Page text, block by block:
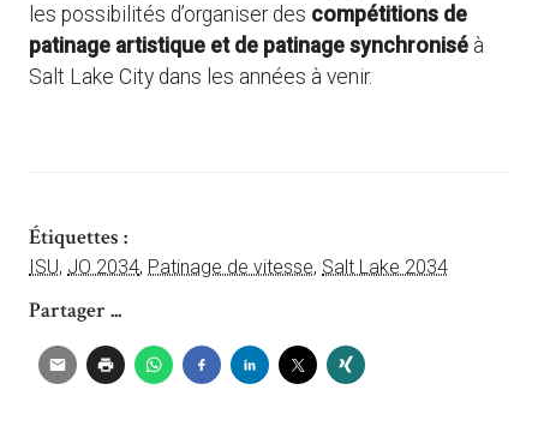
les possibilités d’organiser des compétitions de
patinage artistique et de patinage synchronisé à
Salt Lake City dans les années à venir.
Étiquettes :
ISU, JO 2034, Patinage de vitesse, Salt Lake 2034
Partager ...